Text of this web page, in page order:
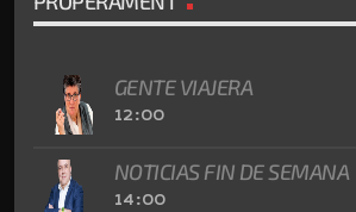
GENTE VIAJERA
12:00
NOTICIAS FIN DE SEMANA
14:00